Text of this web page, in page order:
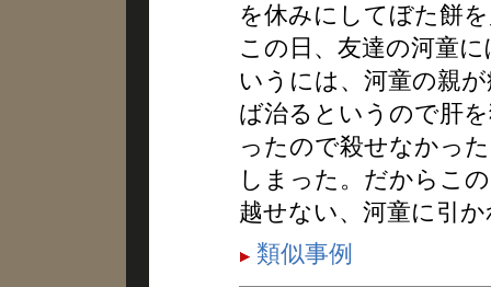
を休みにしてぼた餅
この日、友達の河童
いうには、河童の親
ば治るというので肝
ったので殺せなかっ
しまった。だからこ
越せない、河童に引
類似事例